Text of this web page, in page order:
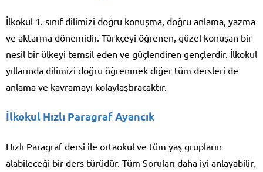
İlkokul 1. sınıf dilimizi doğru konuşma, doğru anlama, yazma
ve aktarma dönemidir. Türkçeyi öğrenen, güzel konuşan bir
nesil bir ülkeyi temsil eden ve güçlendiren gençlerdir. İlkokul
yıllarında dilimizi doğru öğrenmek diğer tüm dersleri de
anlama ve kavramayı kolaylaştıracaktır.
İlkokul Hızlı Paragraf Ayancık
Hızlı Paragraf dersi ile ortaokul ve tüm yaş grupların
alabileceği bir ders türüdür. Tüm Soruları daha iyi anlayabilir,